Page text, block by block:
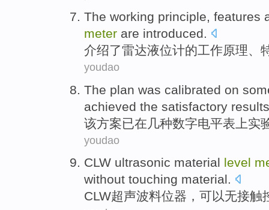
The working principle, features
meter are introduced.
介绍了雷达液位计的工作原理、
youdao
The plan was calibrated on
achieved the satisfactory results
该方案已在 几种数字电平表 上实
youdao
CLW ultrasonic material level
without touching material.
CLW超声波料位器， 可以无接触